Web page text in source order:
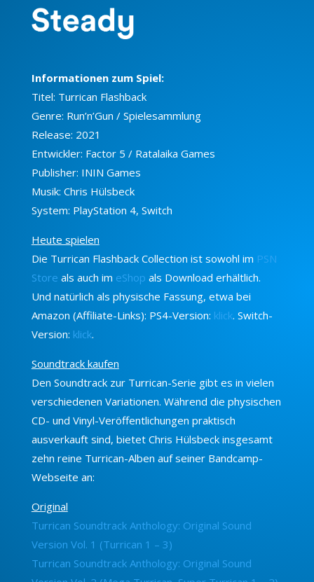
Informationen zum Spiel:
Titel: Turrican Flashback
Genre: Run’n’Gun / Spielesammlung
Release: 2021
Entwickler: Factor 5 / Ratalaika Games
Publisher: ININ Games
Musik: Chris Hülsbeck
System: PlayStation 4, Switch
Heute spielen
Die Turrican Flashback Collection ist sowohl im PSN
Store als auch im eShop als Download erhältlich.
Und natürlich als physische Fassung, etwa bei
Amazon (Affiliate-Links): PS4-Version: klick. Switch-
Version: klick.
Soundtrack kaufen
Den Soundtrack zur Turrican-Serie gibt es in vielen
verschiedenen Variationen. Während die physischen
CD- und Vinyl-Veröffentlichungen praktisch
ausverkauft sind, bietet Chris Hülsbeck insgesamt
zehn reine Turrican-Alben auf seiner Bandcamp-
Webseite an:
Original
Turrican Soundtrack Anthology: Original Sound
Version Vol. 1 (Turrican 1 – 3)
Turrican Soundtrack Anthology: Original Sound